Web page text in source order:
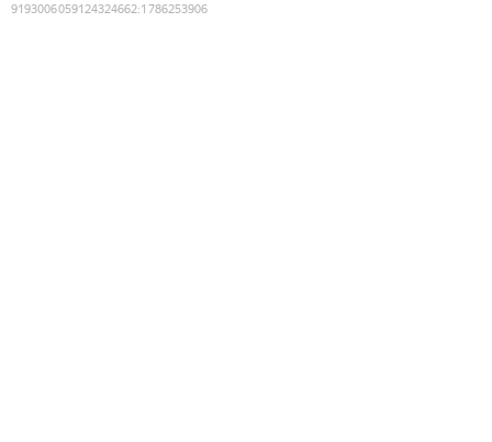
9193006059124324662:1786253906